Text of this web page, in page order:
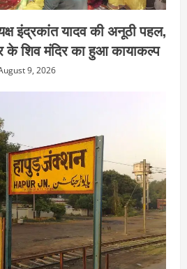
इंद्रकांत यादव की अनूठी पहल,
के शिव मंदिर का हुआ कायाकल्प
9, 2026